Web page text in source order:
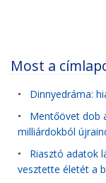
Most a
• Dinnyedráma:
• Mentőövet dob
milliárdokból
• Riasztó adatok
vesztette életét a